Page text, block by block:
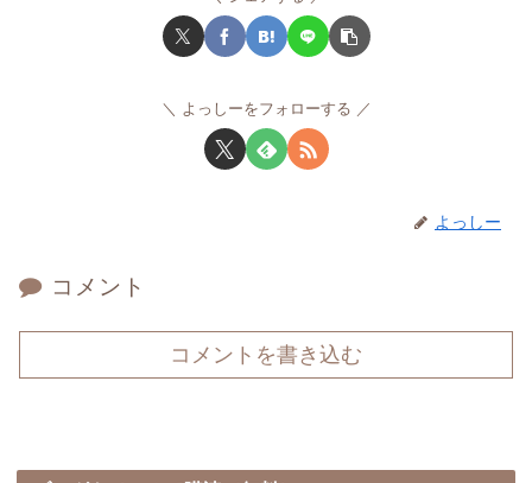
よっしーをフォローする
よっしー
コメント
コメントを書き込む